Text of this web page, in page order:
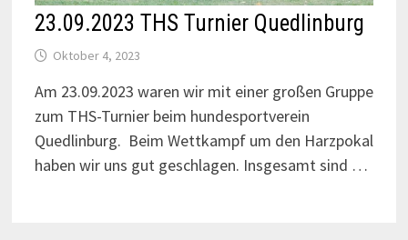
23.09.2023 THS Turnier Quedlinburg
Oktober 4, 2023
Am 23.09.2023 waren wir mit einer großen Gruppe
zum THS-Turnier beim hundesportverein
Quedlinburg. Beim Wettkampf um den Harzpokal
haben wir uns gut geschlagen. Insgesamt sind …